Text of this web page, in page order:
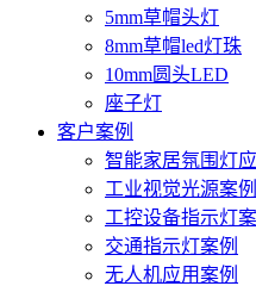
5mm草帽头灯
8mm草帽led灯珠
10mm圆头LED
座子灯
客户案例
智能家居氛围灯
工业视觉光源案例
工控设备指示灯
交通指示灯案例
无人机应用案例